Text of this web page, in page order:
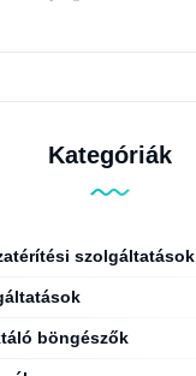
Kategóriák
szolgáltatások
böngészők